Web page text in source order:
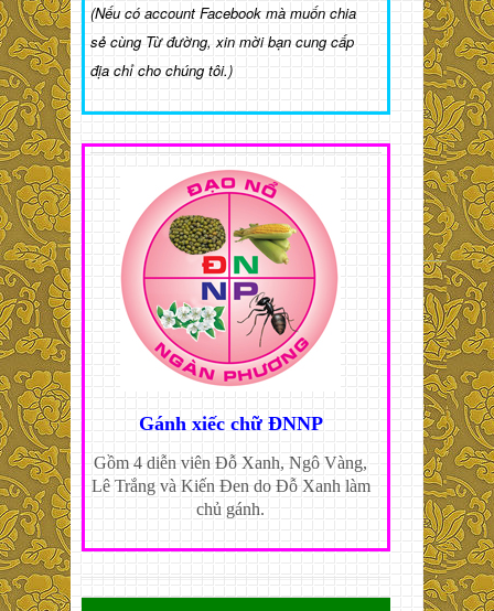
(Nếu có account Facebook mà muốn chia
sẻ cùng Từ đường, xin mời bạn cung cấp
địa chỉ cho chúng tôi.)
Gánh xiếc chữ ĐNNP
Gồm 4 diễn viên Đỗ Xanh, Ngô Vàng,
Lê Trắng và Kiến Đen do Đỗ Xanh làm
chủ gánh.